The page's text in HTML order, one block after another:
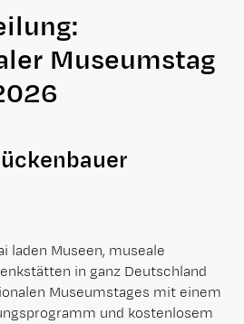
Museumstag
laden Museen, museale
in ganz Deutschland
Museumstages mit einem
und kostenlosem